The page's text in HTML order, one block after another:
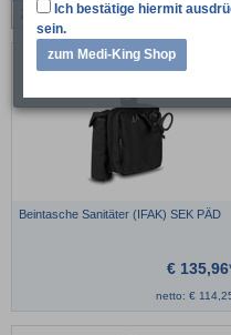
48 96
Beintasche Sanitäter (IFAK) SEK PÄD
€
netto: €
Ich bestätige hiermit
sein.
zum Medi-King Shop